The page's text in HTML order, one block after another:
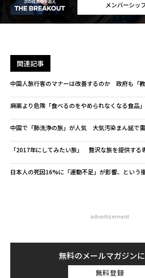
メンバーシッ
関連記事
中国人旅行客のマナーは改善するのか 政府も「
麻薬より危険「食べるのをやめられなくなる食品
中国で「肺洗浄の旅」が人気 大気汚染まん延で
「2017年にしてみたい旅」 贅沢な旅を提供する
日本人の死因16%に「運動不足」が影響、という
advertisement
無料のメールマガジン
無料登録